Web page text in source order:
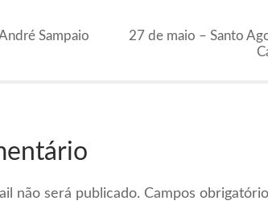
Sampaio
27 de maio – Santo
não será publicado. Campos